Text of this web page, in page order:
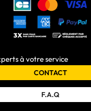
à votre service
CONTACT
F.A.Q